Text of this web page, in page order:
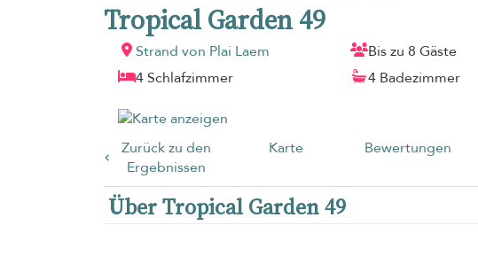
Tropical Garden 49
Strand von Plai Laem
Bis zu 8 Gäste
4 Schlafzimmer
4 Badezimmer
Zurück zu den
Ergebnissen
Karte Bewertungen
Über Tropical Garden 49